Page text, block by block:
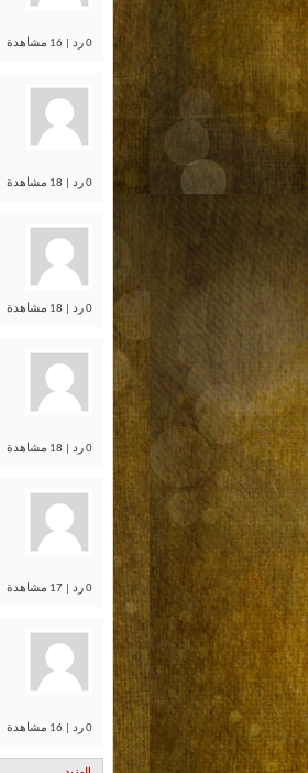
0 رد | 16 مشاهدة
0 رد | 18 مشاهدة
0 رد | 18 مشاهدة
0 رد | 18 مشاهدة
0 رد | 17 مشاهدة
0 رد | 16 مشاهدة